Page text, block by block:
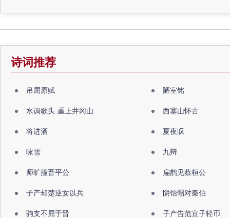
诗词推荐
吊屈原赋 陋室铭
水调歌头·重上井冈山 西塞山怀古
将进酒 夏夜叹
咏雪 九辩
师旷撞晋平公 扁鹊见蔡桓公
子产却楚逆女以兵 阴饴甥对秦伯
驹支不屈于晋 子产告范宣子轻币